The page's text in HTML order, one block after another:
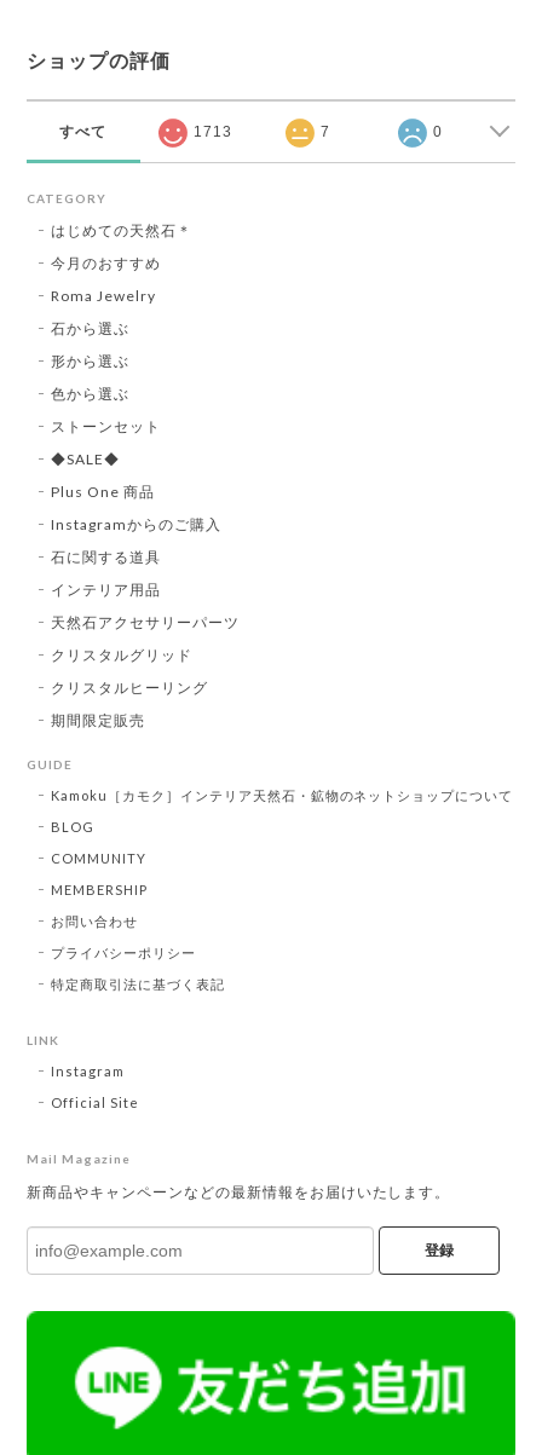
ショップの評価
すべて 1713 7 0
CATEGORY
はじめての天然石＊
今月のおすすめ
Roma Jewelry
石から選ぶ
形から選ぶ
色から選ぶ
ストーンセット
◆SALE◆
Plus One 商品
Instagramからのご購入
石に関する道具
インテリア用品
天然石アクセサリーパーツ
クリスタルグリッド
クリスタルヒーリング
期間限定販売
GUIDE
Kamoku［カモク］インテリア天然石・鉱物のネットショップについて
BLOG
COMMUNITY
MEMBERSHIP
お問い合わせ
プライバシーポリシー
特定商取引法に基づく表記
LINK
Instagram
Official Site
Mail Magazine
新商品やキャンペーンなどの最新情報をお届けいたします。
登録